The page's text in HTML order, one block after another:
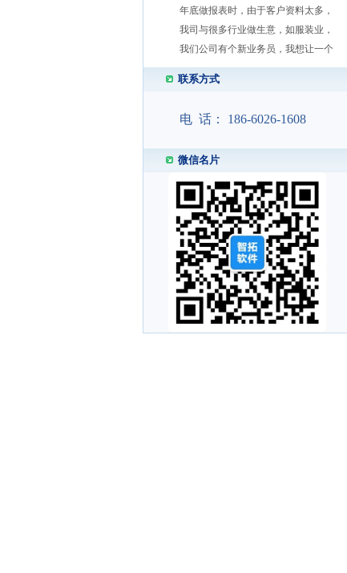
年底做报表时，由于客户资料太多，
我司与很多行业做生意，如服装业，
我们公司有个新业务员，我想让一个
联系方式
电 话： 186-6026-1608
微信名片